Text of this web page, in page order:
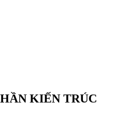
KIẾN TRÚC